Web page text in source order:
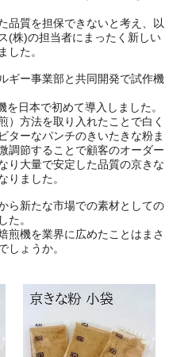
品質を担保できないと考え、以
(株)の担当者にまったく新しい
した。
ギー事業部と共同開発で試作機
日本で初めて導入しました。
）方法を取り入れたことで白く
ターなパンチのきいたきな粉ま
調節することで顧客のオーダー
り大量で安定した品質の京きな
りました。
ら新たな市場での素材としての
た。
煎機を業界に広めたことはまさ
しょうか。